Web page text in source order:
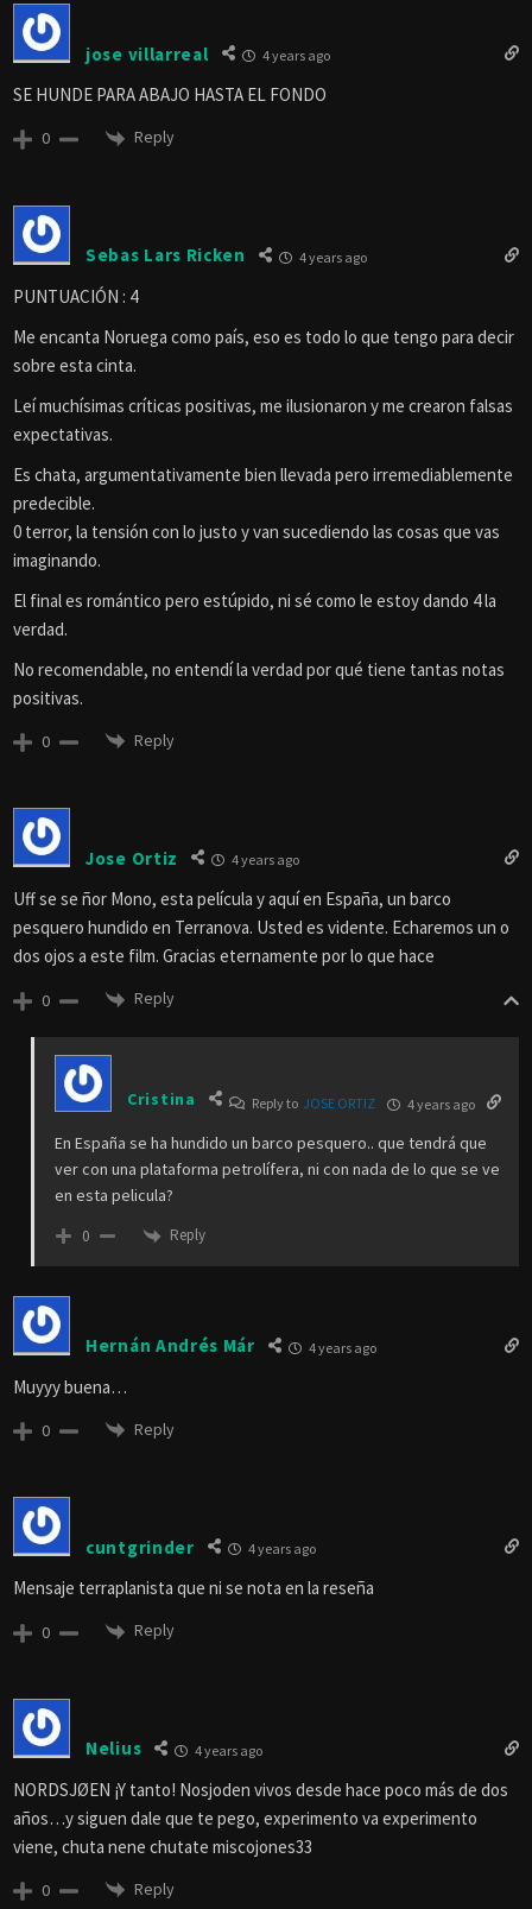
jose villarreal 4 years ago
SE HUNDE PARA ABAJO HASTA EL FONDO
0 Reply
Sebas Lars Ricken 4 years ago
PUNTUACIÓN : 4
Me encanta Noruega como país, eso es todo lo que tengo para decir
sobre esta cinta.
Leí muchísimas críticas positivas, me ilusionaron y me crearon falsas
expectativas.
Es chata, argumentativamente bien llevada pero irremediablemente
predecible.
0 terror, la tensión con lo justo y van sucediendo las cosas que vas
imaginando.
El final es romántico pero estúpido, ni sé como le estoy dando 4 la
verdad.
No recomendable, no entendí la verdad por qué tiene tantas notas
positivas.
0 Reply
Jose Ortiz 4 years ago
Uff se se ñor Mono, esta película y aquí en España, un barco
pesquero hundido en Terranova. Usted es vidente. Echaremos un o
dos ojos a este film. Gracias eternamente por lo que hace
0 Reply
Cristina Reply to JOSE ORTIZ 4 years ago
En España se ha hundido un barco pesquero.. que tendrá que
ver con una plataforma petrolífera, ni con nada de lo que se ve
en esta pelicula?
0 Reply
Hernán Andrés Már 4 years ago
Muyyy buena…
0 Reply
cuntgrinder 4 years ago
Mensaje terraplanista que ni se nota en la reseña
0 Reply
Nelius 4 years ago
NORDSJØEN ¡Y tanto! Nosjoden vivos desde hace poco más de dos
años…y siguen dale que te pego, experimento va experimento
viene, chuta nene chutate miscojones33
0 Reply